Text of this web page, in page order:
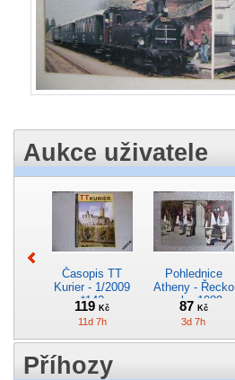
Aukce uživatele
Časopis TT
Kurier - 1/2009
*142
119Kč
11d 7h
Pohlednice
Atheny - Řecko
z roku 1989.
Nová nepoužitá
*5019
87 Kč
3d 7h
Příhozy